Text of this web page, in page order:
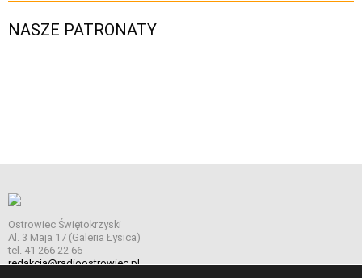
NASZE PATRONATY
Ostrowiec Świętokrzyski
Al. 3 Maja 17 (Galeria Łysica)
tel. 41 266 22 66
redakcja@radioostrowiec.pl